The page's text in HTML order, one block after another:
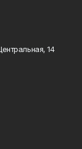
14